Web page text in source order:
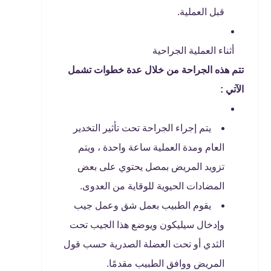
قبل العملية.
أثناء العملية الجراحية
تتم هذه الجراحة من خلال عدة خطوات تشمل
الآتي :
يتم إجراء الجراحة تحت تأثير التخدير
العام ومدة العملية ساعة واحدة ، ويتم
تزويد المريض بمصل يحتوي على بعض
المضادات الحيوية للوقاية من العدوى.
يقوم الطبيب بعمل شق وعمل جيب
وإدخال سيليكون ويوضع هذا الجيب تحت
الثدي أو تحت العضلة الصدرية حسب قول
المريض ووافق الطبيب مقدمًا.